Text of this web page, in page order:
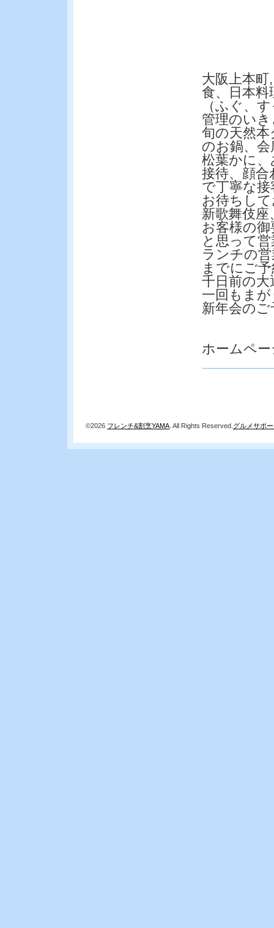
大阪上本
食、日本
（ふぐ、
管理のい
旬の天然本
のお鍋、
松葉かに
接待、顔
で丁寧な接
お待ちし
新歌舞伎
お客様の
と思って
ランチの
までにご
千日前の
一回もま
新年会の
ホームペ
©2026 フレンチ&割烹YAMA . All Rights Reserved. グルメサポ